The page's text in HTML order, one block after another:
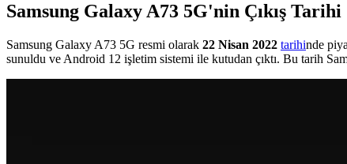
Samsung Galaxy A73 5G'nin Çıkış Tarihi
Samsung Galaxy A73 5G resmi olarak 22 Nisan 2022 tarihinde
sunuldu ve Android 12 işletim sistemi ile kutudan çıktı. Bu tarih